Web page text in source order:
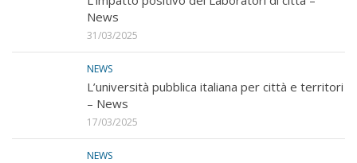
News
31/03/2025
NEWS
L’università pubblica italiana per città e territori
– News
17/03/2025
NEWS